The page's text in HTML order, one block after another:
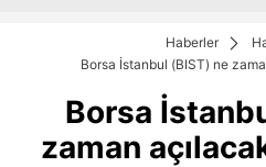
Haberler
Borsa İstanbul (BIST) ne
Borsa
zaman